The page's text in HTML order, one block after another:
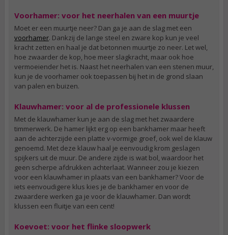
Voorhamer: voor het neerhalen van een muurtje
Moet er een muurtje neer? Dan ga je aan de slag met een
voorhamer. Dankzij de lange steel en zware kop kun je veel
kracht zetten en haal je dat betonnen muurtje zo neer. Let wel,
hoe zwaarder de kop, hoe meer slagkracht, maar ook hoe
vermoeiender het is. Naast het neerhalen van een stenen muur,
kun je de voorhamer ook toepassen bij het in de grond slaan
van palen en buizen.
Klauwhamer: voor al de professionele klussen
Met de klauwhamer kun je aan de slag met het zwaardere
timmerwerk. De hamer lijkt erg op een bankhamer maar heeft
aan de achterzijde een platte v-vormige groef, ook wel de klauw
genoemd. Met deze klauw haal je eenvoudig krom geslagen
spijkers uit de muur. De andere zijde is wat bol, waardoor het
geen scherpe afdrukken achterlaat. Wanneer zou je kiezen
voor een klauwhamer in plaats van een bankhamer? Voor de
iets eenvoudigere klus kies je de bankhamer en voor de
zwaardere werken ga je voor de klauwhamer. Dan wordt
klussen een fluitje van een cent!
Koevoet: voor het flinke sloopwerk